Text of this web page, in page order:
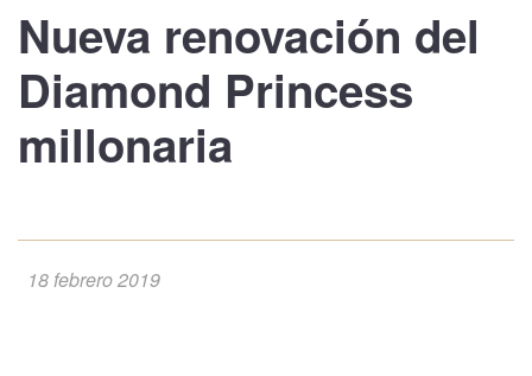
Nueva renovación del
Diamond Princess
millonaria
18 febrero 2019